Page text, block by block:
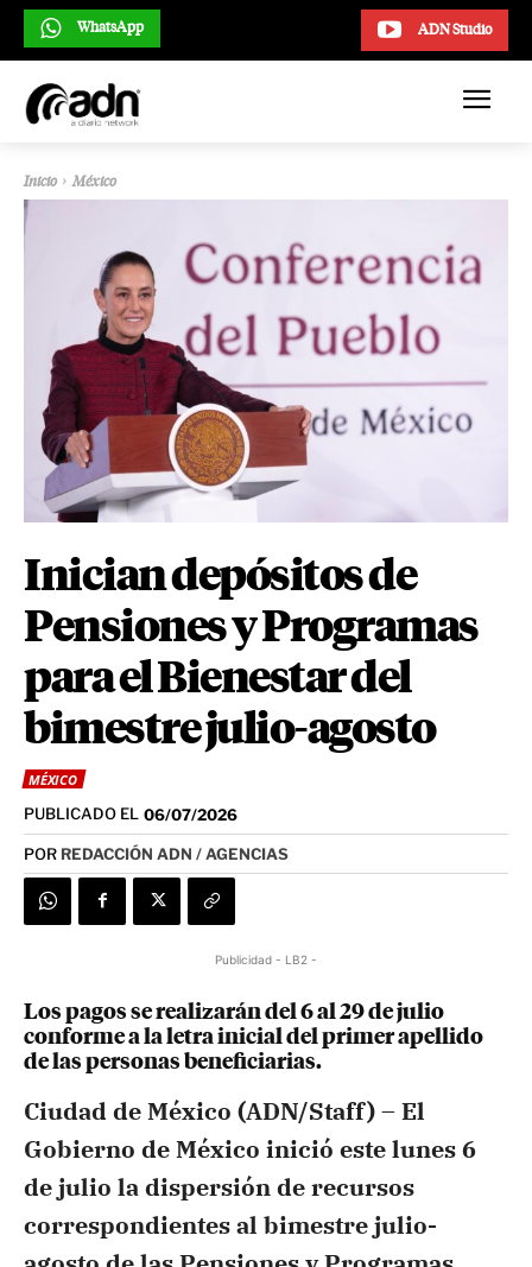
ADN Studio
WhatsApp
Inicio México
Inician depósitos de
Pensiones y Programas
para el Bienestar del
bimestre julio-agosto
MÉXICO
PUBLICADO EL 06/07/2026
POR REDACCIÓN ADN / AGENCIAS
Publicidad - LB2 -
Los pagos se realizarán del 6 al 29 de julio
conforme a la letra inicial del primer apellido
de las personas beneficiarias.
Ciudad de México (ADN/Staff) –El
Gobierno de México inició este lunes 6
de julio la dispersión de recursos
correspondientes al bimestre julio-